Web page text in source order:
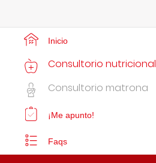
Inicio
Consultorio nutricional
Consultorio matrona
¡Me apunto!
Faqs